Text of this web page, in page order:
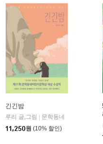
긴긴밤
루리 글,그림
문학동네
11,250원 (10% 할인)